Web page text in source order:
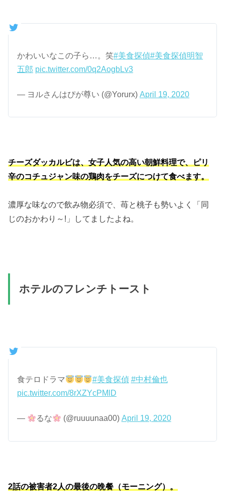
かわいいなこの子ら…。笑#美食探偵#美食探偵明智
五郎 pic.twitter.com/0q2AogbLv3
— ヨルさんはぴが尊い (@Yorurx)April 19, 2020
チーズダッカルビは、女子人気の高い朝鮮料理で、ピリ
辛のコチュジャン味の鶏肉をチーズにつけて食べます。
濃厚な味なので飲み物必須で、苺と桃子も勢いよく「同
じのおかわり～!」してましたよね。
ホテルのフレンチトースト
食テロドラマ #美食探偵 #中村倫也
pic.twitter.com/8rXZYcPMlD
— るな (@ruuuunaa00) April 19, 2020
2話の被害者2人の最後の晩餐（モーニング）。